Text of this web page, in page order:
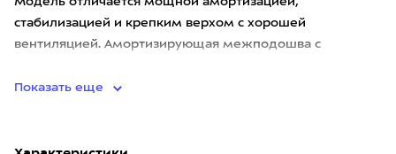
стабилизацией и крепким верхом с хорошей
вентиляцией. Амортизирующая межподошва с
Показать еще